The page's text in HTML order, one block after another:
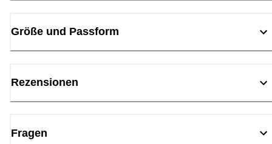
Größe und Passform
Rezensionen
Fragen